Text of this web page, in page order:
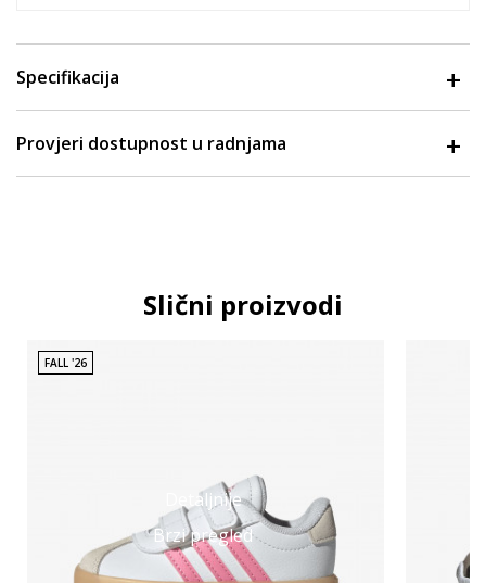
Specifikacija
Provjeri dostupnost u radnjama
Slični proizvodi
Detaljnije
Brzi pregled
FALL '26